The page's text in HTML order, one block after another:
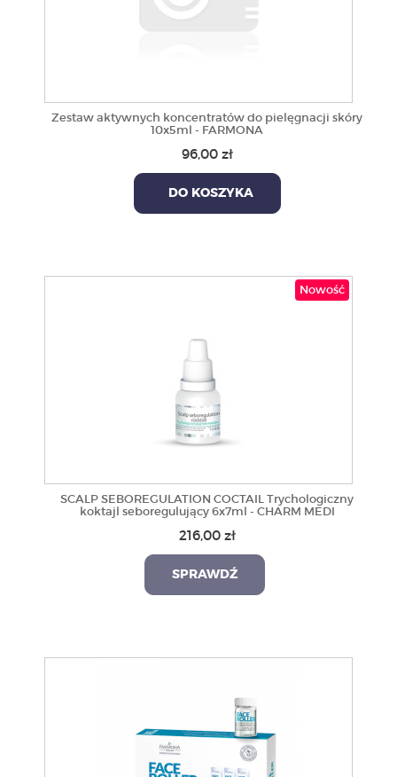
Zestaw aktywnych koncentratów do pielęgnacji skóry
10x5ml - FARMONA
96,00 zł
DO KOSZYKA
Nowość
SCALP SEBOREGULATION COCTAIL Trychologiczny
koktajl seboregulujący 6x7ml - CHARM MEDI
216,00 zł
SPRAWDŹ